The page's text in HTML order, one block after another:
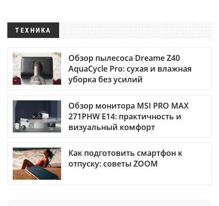
ТЕХНИКА
Обзор пылесоса Dreame Z40
AquaCycle Pro: сухая и влажная
уборка без усилий
Обзор монитора MSI PRO MAX
271PHW E14: практичность и
визуальный комфорт
Как подготовить смартфон к
отпуску: советы ZOOM